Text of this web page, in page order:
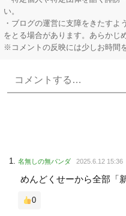
い。
・ブログの運営に支障をきたす
をとる場合があります。あらかじ
※コメントの反映には少しお時間
名無しの無パンダ 2025.6.12 15:36
めんどくせーから全部
0